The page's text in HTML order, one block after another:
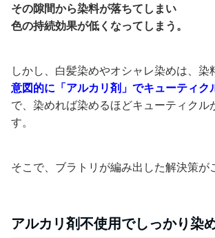
その隙間から染料が落ちてしまい
色の持続効果が低くなってしまう。
しかし、白髪染めやオシャレ染めは、染
意図的に「アルカリ剤」でキューティク
で、染めれば染めるほどキューティクル
す。
そこで、ブラトリが編み出した解決策
アルカリ剤不使用でしっかり染